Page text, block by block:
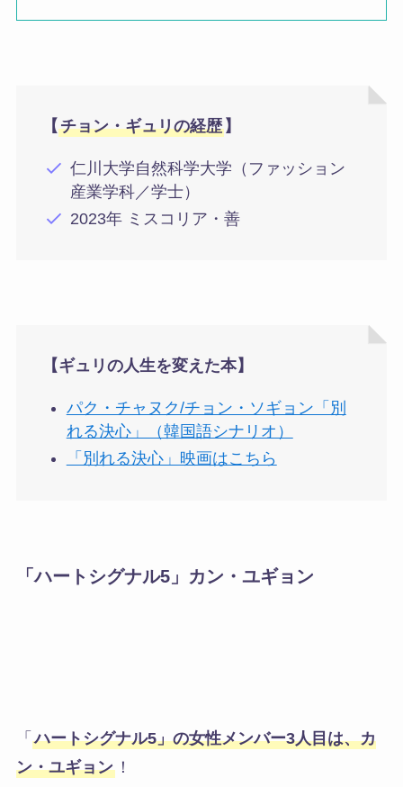
【チョン・ギュリの経歴】
仁川大学自然科学大学（ファッション
産業学科／学士）
2023年 ミスコリア・善
【ギュリの人生を変えた本】
パク・チャヌク/チョン・ソギョン「別
れる決心」（韓国語シナリオ）
「別れる決心」映画はこちら
「ハートシグナル5」 カン・ユギョン
「 ハートシグナル5」の女性メンバー3人目は、カ
ン・ユギョン！